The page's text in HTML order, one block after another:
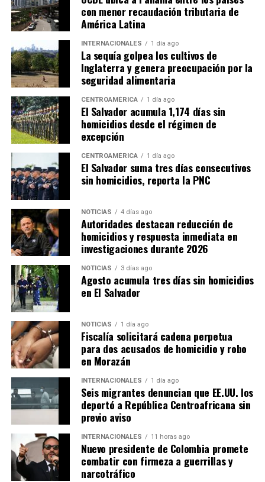
con menor recaudación tributaria de
América Latina
INTERNACIONALES 1 día ago
La sequía golpea los cultivos de
Inglaterra y genera preocupación por la
seguridad alimentaria
CENTROAMÉRICA 1 día ago
El Salvador acumula 1,174 días sin
homicidios desde el régimen de
excepción
CENTROAMÉRICA 1 día ago
El Salvador suma tres días consecutivos
sin homicidios, reporta la PNC
NOTICIAS 4 días ago
Autoridades destacan reducción de
homicidios y respuesta inmediata en
investigaciones durante 2026
NOTICIAS 3 días ago
Agosto acumula tres días sin homicidios
en El Salvador
NOTICIAS 1 día ago
Fiscalía solicitará cadena perpetua
para dos acusados de homicidio y robo
en Morazán
INTERNACIONALES 1 día ago
Seis migrantes denuncian que EE.UU. los
deportó a República Centroafricana sin
previo aviso
INTERNACIONALES 11 horas ago
Nuevo presidente de Colombia promete
combatir con firmeza a guerrillas y
narcotráfico